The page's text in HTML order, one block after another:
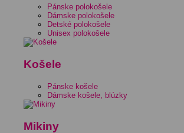
Pánske polokošele
Dámske polokošele
Detské polokošele
Unisex polokošele
Košele
Pánske košele
Dámske košele, blúzky
Mikiny